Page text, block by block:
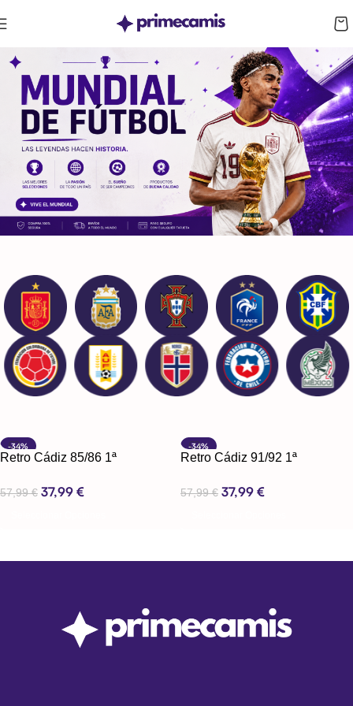
-34%
Retro Cádiz 85/86 1ª
57,99€ 37,99 €
-34%
Retro Cádiz 91/92 1ª
57,99€ 37,99 €